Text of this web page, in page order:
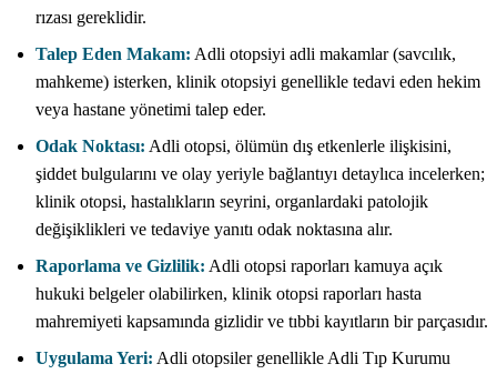
rızası gereklidir.
Talep Eden Makam: Adli otopsiyi adli makamlar (savcılık,
mahkeme) isterken, klinik otopsiyi genellikle tedavi eden hekim
veya hastane yönetimi talep eder.
Odak Noktası: Adli otopsi, ölümün dış etkenlerle ilişkisini,
şiddet bulgularını ve olay yeriyle bağlantıyı detaylıca incelerken;
klinik otopsi, hastalıkların seyrini, organlardaki patolojik
değişiklikleri ve tedaviye yanıtı odak noktasına alır.
Raporlama ve Gizlilik: Adli otopsi raporları kamuya açık
hukuki belgeler olabilirken, klinik otopsi raporları hasta
mahremiyeti kapsamında gizlidir ve tıbbi kayıtların bir parçasıdır.
Uygulama Yeri: Adli otopsiler genellikle Adli Tıp Kurumu